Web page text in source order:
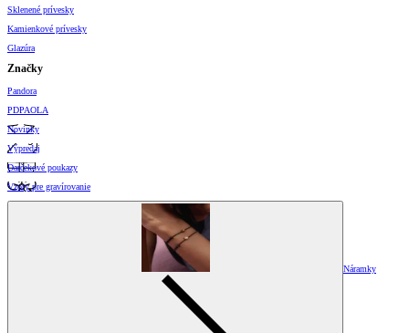
Sklenené prívesky
Kamienkové prívesky
Glazúra
Značky
Pandora
PDPAOLA
Novinky
Výpredaj
Darčekové poukazy
Vzory pre gravírovanie
Náramky